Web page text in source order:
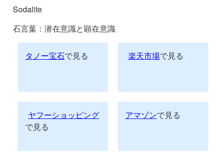
Sodalite
石言葉：潜在意識と顕在意識
タノー宝石で見る
ヤフーショッピング
で見る
楽天市場で見る
アマゾンで見る